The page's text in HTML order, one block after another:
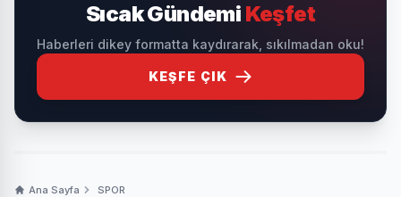
Sıcak Gündemi Keşfet
Haberleri dikey formatta kaydırarak, sıkılmadan oku!
KEŞFE ÇIK
Ana Sayfa SPOR